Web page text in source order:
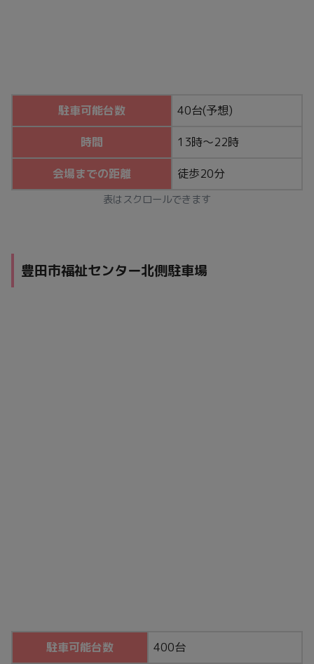
駐車可能台数 40台(予想)
時間 13時～22時
会場までの距離 徒歩20分
表はスクロールできます
豊田市福祉センター北側駐車場
駐車可能台数 400台